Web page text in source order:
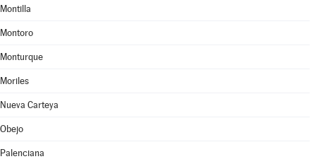
Montilla
Montoro
Monturque
Moriles
Nueva Carteya
Obejo
Palenciana